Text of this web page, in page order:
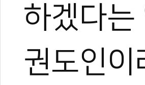
하겠다는
권도인